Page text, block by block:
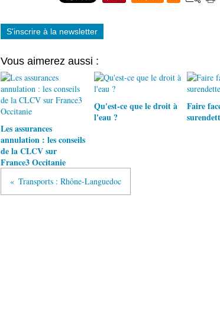
S'inscrire à la newsletter
Vous aimerez aussi :
Les assurances
annulation : les conseils
de la CLCV sur
France3 Occitanie
Qu'est-ce que le droit à
l'eau ?
Faire
Transports : Rhône-Languedoc